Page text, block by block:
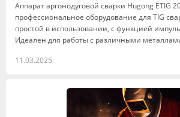
Аппарат аргонодуговой сварки Hugong ETIG
профессиональное оборудование для TIG
простой в использовании, с функцией
Идеален для работы с различными
11.03.2025